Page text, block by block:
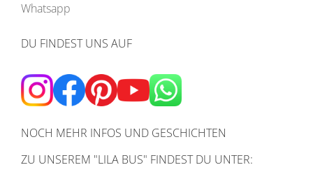
Whatsapp
DU FINDEST UNS AUF
NOCH MEHR INFOS UND GESCHICHTEN
ZU UNSEREM "LILA BUS" FINDEST DU UNTER: